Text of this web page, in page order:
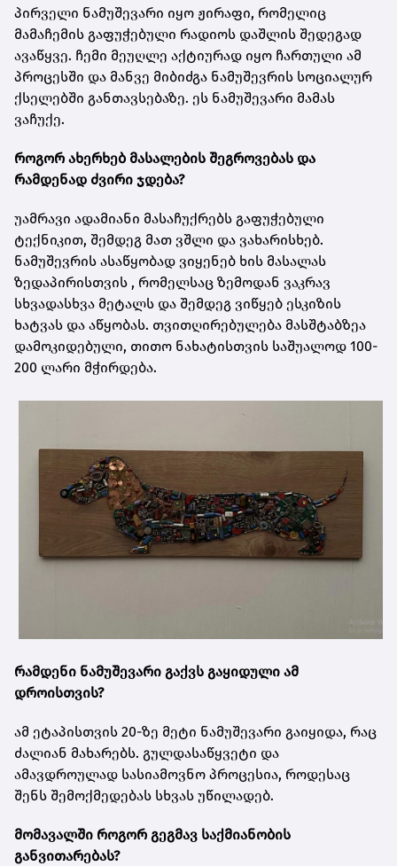
პირველი ნამუშევარი იყო ჟირაფი, რომელიც
მამაჩემის გაფუჭებული რადიოს დაშლის შედეგად
ავაწყვე. ჩემი მეუღლე აქტიურად იყო ჩართული ამ
პროცესში და მანვე მიბიძგა ნამუშევრის სოციალურ
ქსელებში განთავსებაზე. ეს ნამუშევარი მამას
ვაჩუქე.
როგორ ახერხებ მასალების შეგროვებას და
რამდენად ძვირი ჯდება?
უამრავი ადამიანი მასაჩუქრებს გაფუჭებული
ტექნიკით, შემდეგ მათ ვშლი და ვახარისხებ.
ნამუშევრის ასაწყობად ვიყენებ ხის მასალას
ზედაპირისთვის , რომელსაც ზემოდან ვაკრავ
სხვადასხვა მეტალს და შემდეგ ვიწყებ ესკიზის
ხატვას და აწყობას. თვითღირებულება მასშტაბზეა
დამოკიდებული, თითო ნახატისთვის საშუალოდ 100-
200 ლარი მჭირდება.
რამდენი ნამუშევარი გაქვს გაყიდული ამ
დროისთვის?
ამ ეტაპისთვის 20-ზე მეტი ნამუშევარი გაიყიდა, რაც
ძალიან მახარებს. გულდასაწყვეტი და
ამავდროულად სასიამოვნო პროცესია, როდესაც
შენს შემოქმედებას სხვას უწილადებ.
მომავალში როგორ გეგმავ საქმიანობის
განვითარებას?